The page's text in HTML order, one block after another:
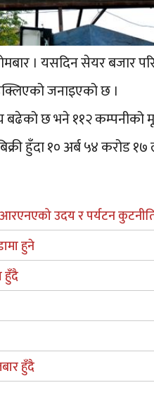
। यसदिन सेयर
जनाइएको छ ।
बढेको छ भने ११२ कम्पनीको
हुँदा १० अर्ब ५४ करोड
उदय र पर्यटन
हुने
हुँदै
हुँदै